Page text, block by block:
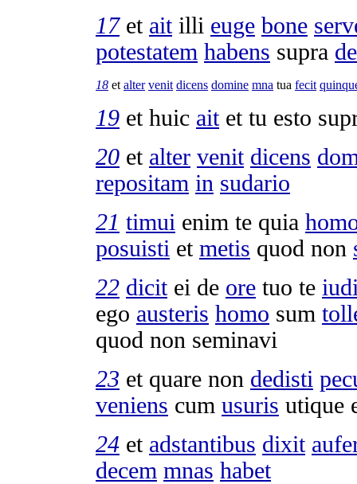
17et aitilli euge bone
potestatem habens supra
18 et alter venit dicens domine mna tua fecit
19 et huic aitet tu esto
20 et alter venit dicens
repositam in sudario
21 timui enim te quia
posuisti et metis quod non
22 dicitei de ore tuo te
ego austeris homo sum
quod non seminavi
23 et quare non dedisti
veniens cum usuris utique
24 et adstantibus dixit
decem mnas habet